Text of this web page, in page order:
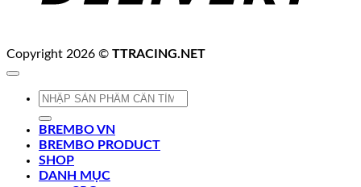
Copyright 2026 © TTRACING.NET
Tìm
BREMBO VN
BREMBO PRODUCT
SHOP
DANH MỤC